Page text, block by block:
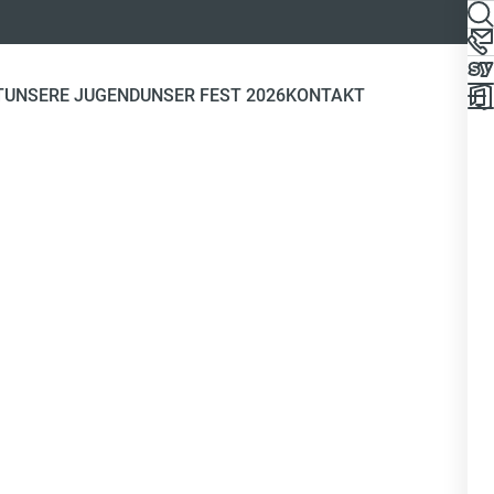
UNSERE JUGENDUNSER FEST 2026KONTAKT